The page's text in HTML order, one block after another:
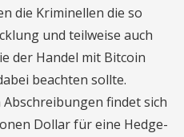
die Kriminellen die so
und teilweise auch
der Handel mit Bitcoin
beachten sollte.
findet sich
Dollar für eine Hedge-